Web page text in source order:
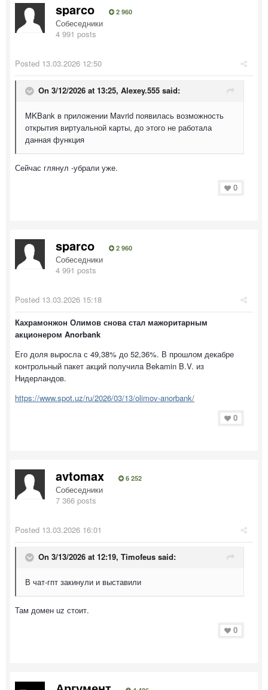
sparco 2 960
Собеседники
4 991 posts
Posted 13.03.2026 12:50
On 3/12/2026 at 13:25, Alexey.555 said:
MKBank в приложении Mavrid появилась возможность
открытия виртуальной карты, до этого не работала
данная функция
Сейчас глянул -убрали уже.
0
sparco 2 960
Собеседники
4 991 posts
Posted 13.03.2026 15:18
Кахрамонжон Олимов снова стал мажоритарным
акционером Anorbank
Его доля выросла с 49,38% до 52,36%. В прошлом декабре
контрольный пакет акций получила Bekamin B.V. из
Нидерландов.
https://www.spot.uz/ru/2026/03/13/olimov-anorbank/
0
avtomax 6 252
Собеседники
7 366 posts
Posted 13.03.2026 16:01
On 3/13/2026 at 12:19, Timofeus said:
В чат-гпт закинули и выставили
Там домен uz стоит.
0